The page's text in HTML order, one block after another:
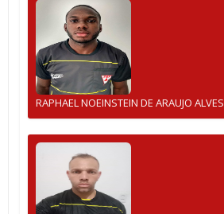
RAPHAEL NOEINSTEIN DE ARAUJO ALVES